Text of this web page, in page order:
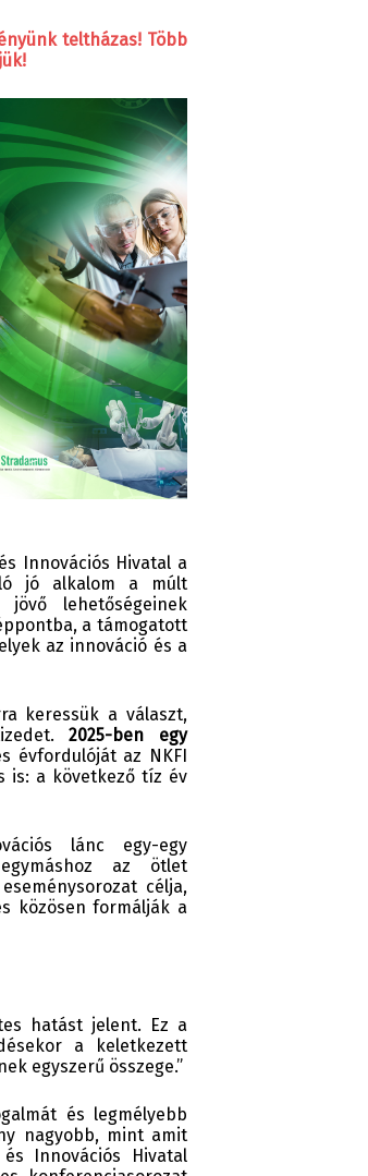
teltházas! Több
Innovációs Hivatal a
jó alkalom a múlt
lehetőségeinek
a támogatott
az innováció és a
keressük a választ,
2025-ben egy
évfordulóját az NKFI
is: a következő tíz év
lánc egy-egy
az ötlet
célja,
közösen formálják a
hatást jelent. Ez a
a keletkezett
egyszerű összege.”
és legmélyebb
nagyobb, mint amit
Innovációs Hivatal